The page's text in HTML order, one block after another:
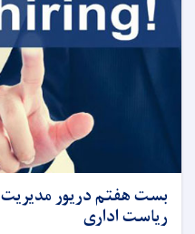
بست هفتم دریور
ریاست اداری